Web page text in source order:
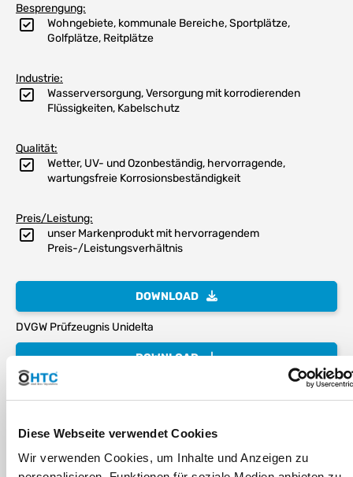
Diese Webseite verwendet Cookies
Wir verwenden Cookies, um Inhalte und Anzeigen zu
Besprengung:
Wohngebiete, kommunale Bereiche, Sportplätze,
Golfplätze, Reitplätze
Industrie:
Wasserversorgung, Versorgung mit korrodierenden
Flüssigkeiten, Kabelschutz
Qualität:
Wetter, UV- und Ozonbeständig, hervorragende,
wartungsfreie Korrosionsbeständigkeit
Preis/Leistung:
unser Markenprodukt mit hervorragendem
Preis-/Leistungsverhältnis
DOWNLOAD
DVGW Prüfzeugnis Unidelta
DOWNLOAD
KWT Prüfzeugnis Unidelta